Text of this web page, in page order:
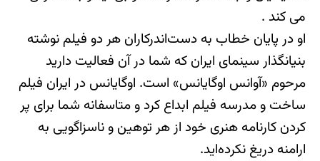
می کند .
او در پایان خطاب به دست‌اندرکاران هر دو فیلم نوشته
بنیانگذار سینمای ایران که شما در آن فعالیت دارید
مرحوم «آوانس اوگایانس» است. اوگایانس در ایران فیلم
ساخت و مدرسه فیلم ابداع کرد و متاسفانه شما برای پر
کردن کارنامه هنری خود از هر توهین و ناسزاگویی به
ارامنه دریغ نکرده‌اید.